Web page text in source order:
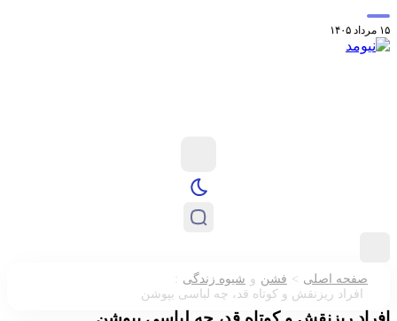
آرژانتین در اوج جنجال‌ها تمجید کرد
صفحه اصلی > فشن و شیوه زندگی :
افراد ریزنقش و کوتاه قد، چه لباسی بپوشن